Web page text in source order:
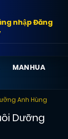
nhậpĐăng
MANHUA
Anh Hùng
Dưỡng